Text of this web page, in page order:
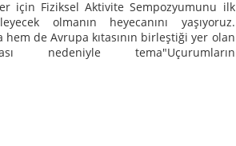
için Fiziksel Aktivite Sempozyumunu ilk
olmanın heyecanını yaşıyoruz.
de Avrupa kıtasının birleştiği yer olan
nedeniyle tema"Uçurumların